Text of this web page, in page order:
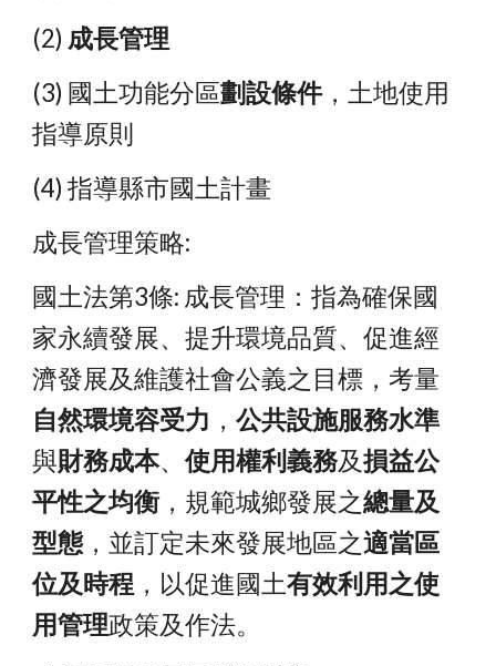
(2) 成長管理
(3) 國土功能分區劃設條件，土地使用
指導原則
(4) 指導縣市國土計畫
成長管理策略:
國土法第3條: 成長管理：指為確保國
家永續發展、提升環境品質、促進經
濟發展及維護社會公義之目標，考量
自然環境容受力 ，公共設施服務水準
與財務成本、使用權利義務及損益公
平性之均衡，規範城鄉發展之總量及
型態 ，並訂定未來發展地區之適當區
位及時程 ，以促進國土有效利用之使
用管理政策及作法。